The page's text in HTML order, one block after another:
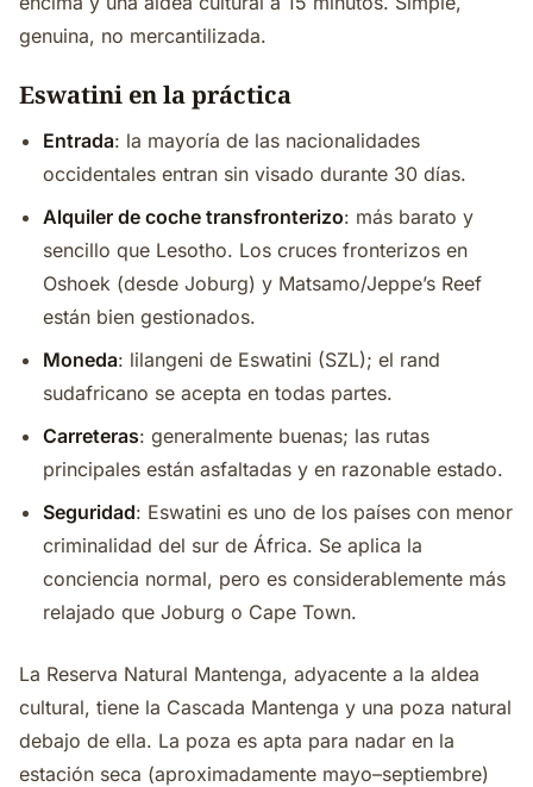
genuina, no mercantilizada.
Eswatini en la práctica
Entrada: la mayoría de las nacionalidades
occidentales entran sin visado durante 30 días.
Alquiler de coche transfronterizo: más barato y
sencillo que Lesotho. Los cruces fronterizos en
Oshoek (desde Joburg) y Matsamo/Jeppe’s Reef
están bien gestionados.
Moneda: lilangeni de Eswatini (SZL); el rand
sudafricano se acepta en todas partes.
Carreteras: generalmente buenas; las rutas
principales están asfaltadas y en razonable estado.
Seguridad: Eswatini es uno de los países con menor
criminalidad del sur de África. Se aplica la
conciencia normal, pero es considerablemente más
relajado que Joburg o Cape Town.
La Reserva Natural Mantenga, adyacente a la aldea
cultural, tiene la Cascada Mantenga y una poza natural
debajo de ella. La poza es apta para nadar en la
estación seca (aproximadamente mayo–septiembre)